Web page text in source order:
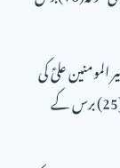
نو(9) برس بعدامیر المومنین علیؑ کی
شادی ہوئی،تب امیر المومنین علی علیہ السلام پچیس (25) برس کے